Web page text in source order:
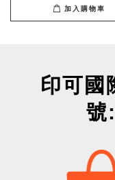
加入購物車
印可國
號